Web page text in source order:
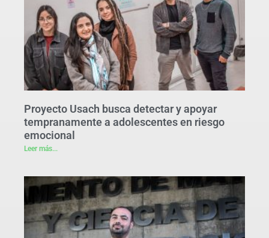
Proyecto Usach busca detectar y apoyar
tempranamente a adolescentes en riesgo
emocional
Leer más...